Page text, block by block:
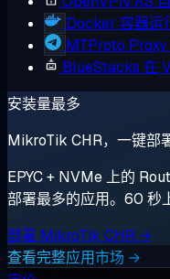
Docker 容器运
MTProto Proxy
BlueStacks 在
安装量最多
MikroTik CHR，一键部
EPYC + NVMe 上的
部署最多的应用。60 秒
部署 MikroTik CHR →
查看完整应用市场 →